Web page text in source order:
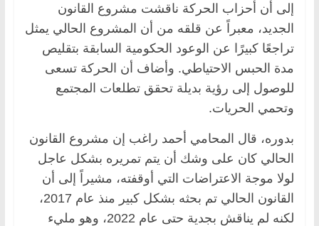
إلى أن أحزاب الحركة ناقشت مشروع القانون
الجديد، معبراً عن قلقه من أن المشروع الحالي يمثل
تراجعًا كبيرًا عن الوعود الحكومية السابقة بتقليص
مدة الحبس الاحتياطي. وأضاف أن الحركة تسعى
للوصول إلى رؤية بديلة تحقق تطلعات المجتمع
وتحمي الحريات.
بدوره، قال المحامي أحمد راغب إن مشروع القانون
الحالي كان على وشك أن يتم تمريره بشكل عاجل
لولا موجة الاعتراضات التي أوقفته، مشيراً إلى أن
القانون الحالي تم بحثه بشكل كبير منذ عام 2017،
لكنه لم يناقش بجدية حتى عام 2022، وهو مليء